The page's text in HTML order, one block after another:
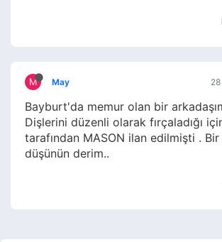
M May
Bayburt'da memur olan bir
Dişlerini düzenli olarak fırçaladığı
tarafından MASON ilan edilmişti . Bir
düşünün derim..